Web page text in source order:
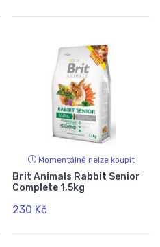
Momentálně nelze koupit
Brit Animals Rabbit Senior
Complete 1,5kg
230 Kč